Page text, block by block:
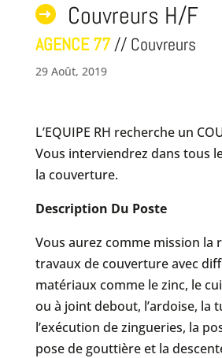
Couvreurs H/F
AGENCE 77// Couvreurs
29 Août, 2019
L’EQUIPE RH recherche un
Vous interviendrez dans tous
la couverture.
Description Du Poste
Vous aurez comme mission la
travaux de couverture avec
matériaux comme le zinc, le
ou à joint debout, l’ardoise, la
l’exécution de zingueries, la
pose de gouttière et la